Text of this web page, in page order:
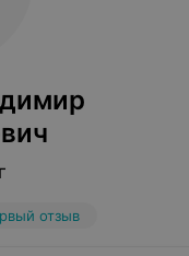
отзыв